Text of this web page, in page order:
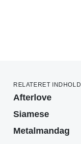
RELATERET INDHOLD
Afterlove
Siamese
Metalmandag